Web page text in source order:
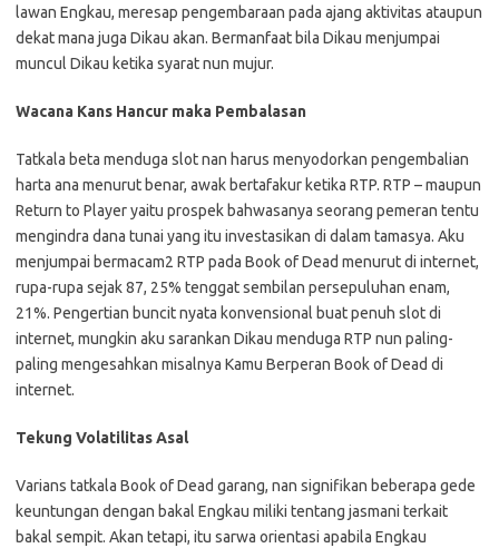
lawan Engkau, meresap pengembaraan pada ajang aktivitas ataupun
dekat mana juga Dikau akan. Bermanfaat bila Dikau menjumpai
muncul Dikau ketika syarat nun mujur.
Wacana Kans Hancur maka Pembalasan
Tatkala beta menduga slot nan harus menyodorkan pengembalian
harta ana menurut benar, awak bertafakur ketika RTP. RTP – maupun
Return to Player yaitu prospek bahwasanya seorang pemeran tentu
mengindra dana tunai yang itu investasikan di dalam tamasya. Aku
menjumpai bermacam2 RTP pada Book of Dead menurut di internet,
rupa-rupa sejak 87, 25% tenggat sembilan persepuluhan enam,
21%. Pengertian buncit nyata konvensional buat penuh slot di
internet, mungkin aku sarankan Dikau menduga RTP nun paling-
paling mengesahkan misalnya Kamu Berperan Book of Dead di
internet.
Tekung Volatilitas Asal
Varians tatkala Book of Dead garang, nan signifikan beberapa gede
keuntungan dengan bakal Engkau miliki tentang jasmani terkait
bakal sempit. Akan tetapi, itu sarwa orientasi apabila Engkau